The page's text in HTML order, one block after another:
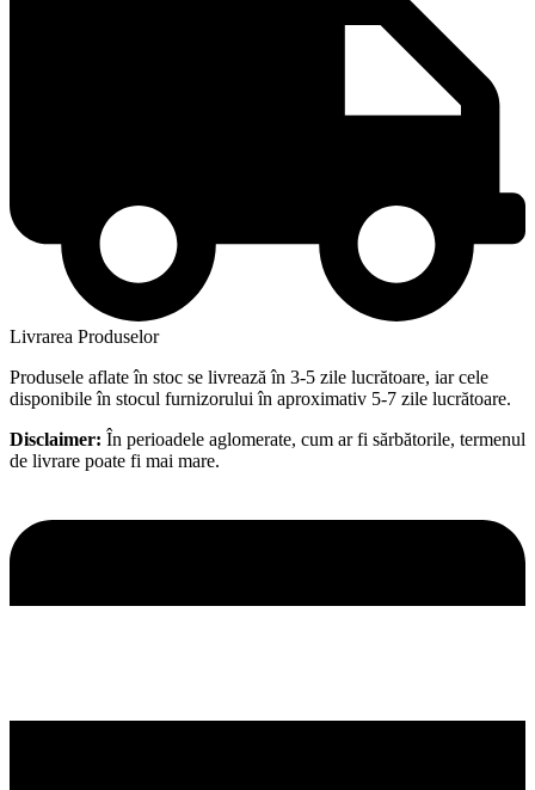
Livrarea Produselor
Produsele aflate în stoc se livrează în 3-5 zile lucrătoare, iar cele
disponibile în stocul furnizorului în aproximativ 5-7 zile lucrătoare.
Disclaimer: În perioadele aglomerate, cum ar fi sărbătorile, termenul
de livrare poate fi mai mare.